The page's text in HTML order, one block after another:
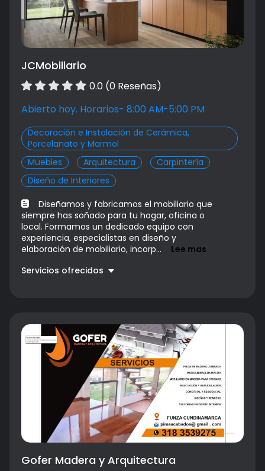
JCMobiliario
0.0 (0 Reseñas)
Abierto hoy. Horarios- 8:00 AM-5:00 PM
Decoración e Instalación de Cerámica,
Porcelanato y Marmol
Muebles
Arquitectura
Carpintería
Diseño de Interiores
Diseñamos y fabricamos el mobiliario que
siempre has soñado para tu hogar, oficina o
local. Formamos un dedicado equipo con
experiencia, especialistas en diseño y
elaboración de mobiliario, incorp...
Lee mas
Servicios ofrecidos
Restauración de muebles.
Precio a convenir
Gofer Madera y Arquitectura